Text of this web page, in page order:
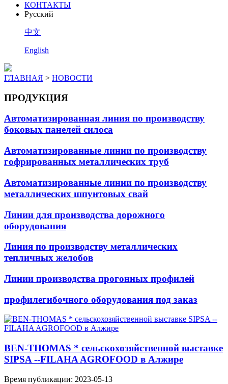
КОНТАКТЫ
Pусский
中文
English
ГЛАВНАЯ > НОВОСТИ
ПРОДУКЦИЯ
Автоматизированная линия по производству
боковых панелей силоса
Автоматизированные линии по производству
гофрированных металлических труб
Автоматизированные линии по производству
металлических шпунтовых свай
Линии для производства дорожного
оборудования
Линия по производству металлических
тепличных желобов
Линии производства прогонных профилей
профилегибочного оборудования под заказ
BEN-THOMAS * сельскохозяйственной выставке
SIPSA --FILAHA AGROFOOD в Алжире
Время публикации: 2023-05-13